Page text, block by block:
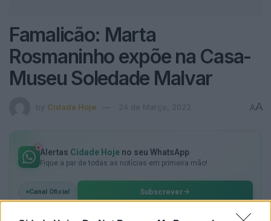
Famalicão: Marta
Rosmaninho expõe na Casa-
Museu Soledade Malvar
by Cidade Hoje 24 de Março, 2022 AA
Alertas Cidade Hoje no seu WhatsApp
Fique a par de todas as notícias em primeira mão!
Canal Oficial Subscrever